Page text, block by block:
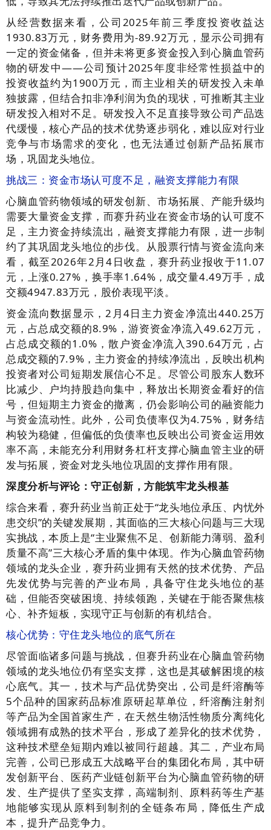
从经营数据来看，公司2025年前三季度投资收益达
1930.83万元，财务费用为-89.92万元，显示公司拥有
一定的资金储备，但并未将更多资金投入到心脑血管药
物的研发中——公司预计2025年度非经常性损益中的
投资收益约为1900万元，而主业相关的研发投入未单
独披露，但结合扣非净利润为负的现状，可推断其主业
研发投入相对不足。研发投入不足直接导致公司产品迭
代缓慢，核心产品的技术优势逐步弱化，难以应对行业
竞争与市场需求的变化，也无法通过创新产品拓展市
场，巩固龙头地位。
挑战三：资金市场认可度不足，融资支撑能力有限
心脑血管药物领域的研发创新、市场拓展、产能升级均
需要大量资金支撑，而赛升药业在资金市场的认可度不
足，主力资金持续流出，融资支撑能力有限，进一步制
约了其巩固龙头地位的步伐。从股票行情与资金流向来
看，截至2026年2月4日收盘，赛升药业报收于11.07
元，上涨0.27%，换手率1.64%，成交量4.49万手，成
交额4947.83万元，股价表现平淡。
资金流向数据显示，2月4日主力资金净流出440.25万
元，占总成交额的8.9%，游资资金净流入49.62万元，
占总成交额的1.0%，散户资金净流入390.64万元，占
总成交额的7.9%，主力资金的持续净流出，反映出机构
投资者对公司短期发展信心不足。尽管公司股东人数环
比减少、户均持股趋向集中，释放出长期资金看好的信
号，但短期主力资金的撤离，仍会影响公司的融资能力
与资金流动性。此外，公司负债率仅为4.75%，财务结
构较为稳健，但偏低的负债率也反映出公司资金运用效
率不高，未能充分利用财务杠杆支撑心脑血管主业的研
发与拓展，资金对龙头地位巩固的支撑作用有限。
深度分析与评论：守正创新，方能筑牢龙头根基
综合来看，赛升药业当前正处于“龙头地位承压、内忧外
患交织”的关键发展期，其面临的三大核心问题与三大现
实挑战，本质上是“主业聚焦不足、创新能力薄弱、盈利
质量不高”三大核心矛盾的集中体现。作为心脑血管药物
领域的龙头企业，赛升药业拥有天然的技术优势、产品
先发优势与完善的产业布局，具备守住龙头地位的基
础，但能否突破困境、持续领跑，关键在于能否聚焦核
心、补齐短板，实现守正与创新的有机结合。
核心优势：守住龙头地位的底气所在
尽管面临诸多问题与挑战，但赛升药业在心脑血管药物
领域的龙头地位仍有坚实支撑，这也是其破解困境的核
心底气。其一，技术与产品优势突出，公司是纤溶酶等
5个品种的国家药品标准原研起草单位，纤溶酶注射剂
等产品为全国首家生产，在天然生物活性物质分离纯化
领域拥有成熟的技术平台，形成了差异化的技术优势，
这种技术壁垒短期内难以被同行超越。其二，产业布局
完善，公司已形成五大战略平台的集团化布局，其中研
发创新平台、医药产业链创新平台为心脑血管药物的研
发、生产提供了坚实支撑，高端制剂、原料药等生产基
地能够实现从原料到制剂的全链条布局，降低生产成
本，提升产品竞争力。